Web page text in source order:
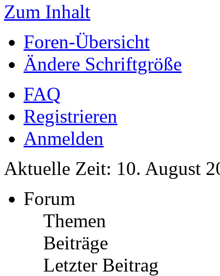
Zum Inhalt
Foren-Übersicht
Ändere Schriftgröße
FAQ
Registrieren
Anmelden
Aktuelle Zeit: 10. August
Forum
Themen
Beiträge
Letzter Beitrag